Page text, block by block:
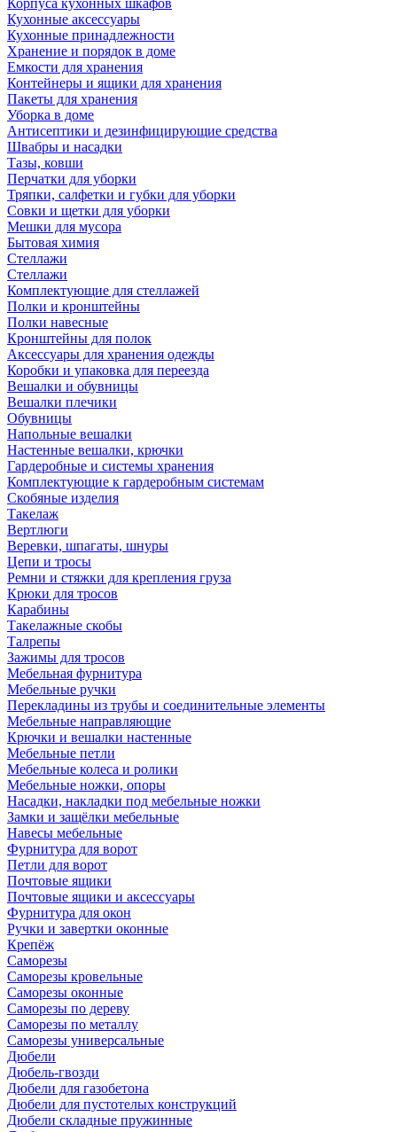
Корпуса кухонных шкафов
Кухонные аксессуары
Кухонные принадлежности
Хранение и порядок в доме
Емкости для хранения
Контейнеры и ящики для хранения
Пакеты для хранения
Уборка в доме
Антисептики и дезинфицирующие средства
Швабры и насадки
Тазы, ковши
Перчатки для уборки
Тряпки, салфетки и губки для уборки
Совки и щетки для уборки
Мешки для мусора
Бытовая химия
Стеллажи
Стеллажи
Комплектующие для стеллажей
Полки и кронштейны
Полки навесные
Кронштейны для полок
Аксессуары для хранения одежды
Коробки и упаковка для переезда
Вешалки и обувницы
Вешалки плечики
Обувницы
Напольные вешалки
Настенные вешалки, крючки
Гардеробные и системы хранения
Комплектующие к гардеробным системам
Скобяные изделия
Такелаж
Вертлюги
Веревки, шпагаты, шнуры
Цепи и тросы
Ремни и стяжки для крепления груза
Крюки для тросов
Карабины
Такелажные скобы
Талрепы
Зажимы для тросов
Мебельная фурнитура
Мебельные ручки
Перекладины из трубы и соединительные элементы
Мебельные направляющие
Крючки и вешалки настенные
Мебельные петли
Мебельные колеса и ролики
Мебельные ножки, опоры
Насадки, накладки под мебельные ножки
Замки и защёлки мебельные
Навесы мебельные
Фурнитура для ворот
Петли для ворот
Почтовые ящики
Почтовые ящики и аксессуары
Фурнитура для окон
Ручки и завертки оконные
Крепёж
Саморезы
Саморезы кровельные
Саморезы оконные
Саморезы по дереву
Саморезы по металлу
Саморезы универсальные
Дюбели
Дюбель-гвозди
Дюбели для газобетона
Дюбели для пустотелых конструкций
Дюбели складные пружинные